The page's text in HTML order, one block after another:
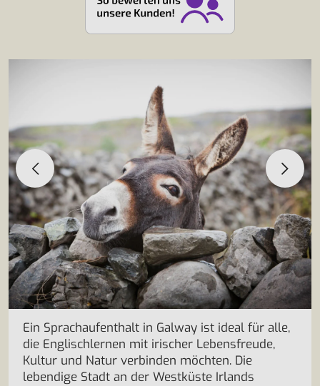
Ein Sprachaufenthalt in Galway ist ideal für alle,
die Englischlernen mit irischer Lebensfreude,
Kultur und Natur verbinden möchten. Die
lebendige Stadt an der Westküste Irlands